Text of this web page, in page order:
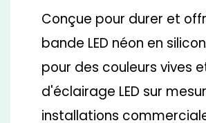
Conçue pour durer et
bande LED néon en
pour des couleurs vives
d'éclairage LED sur
installations